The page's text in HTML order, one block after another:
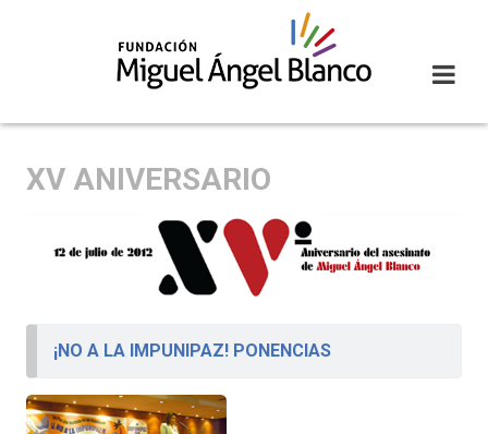
XV ANIVERSARIO
¡NO A LA IMPUNIPAZ! PONENCIAS